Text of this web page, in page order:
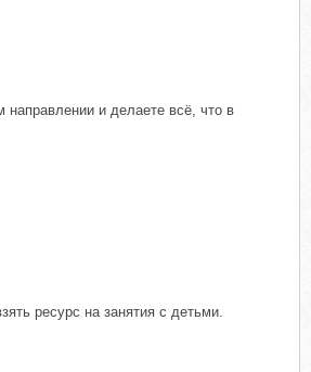
направлении и делаете всё, что в
ресурс на занятия с детьми.